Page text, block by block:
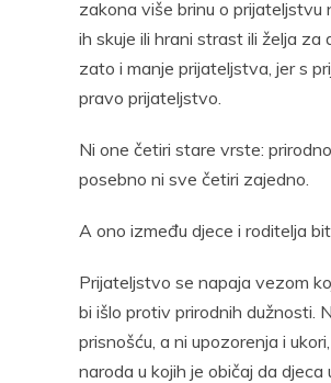
zakona više brinu o
ih skuje ili hrani strast ili želja za
zato i manje prijateljstva, jer s
pravo prijateljstvo.
Ni one četiri stare vrste:
posebno ni sve četiri zajedno.
A ono između djece i roditelja
Prijateljstvo se napaja vezom
bi išlo protiv prirodnih dužnosti.
prisnošću, a ni upozorenja i
naroda u kojih je običaj da